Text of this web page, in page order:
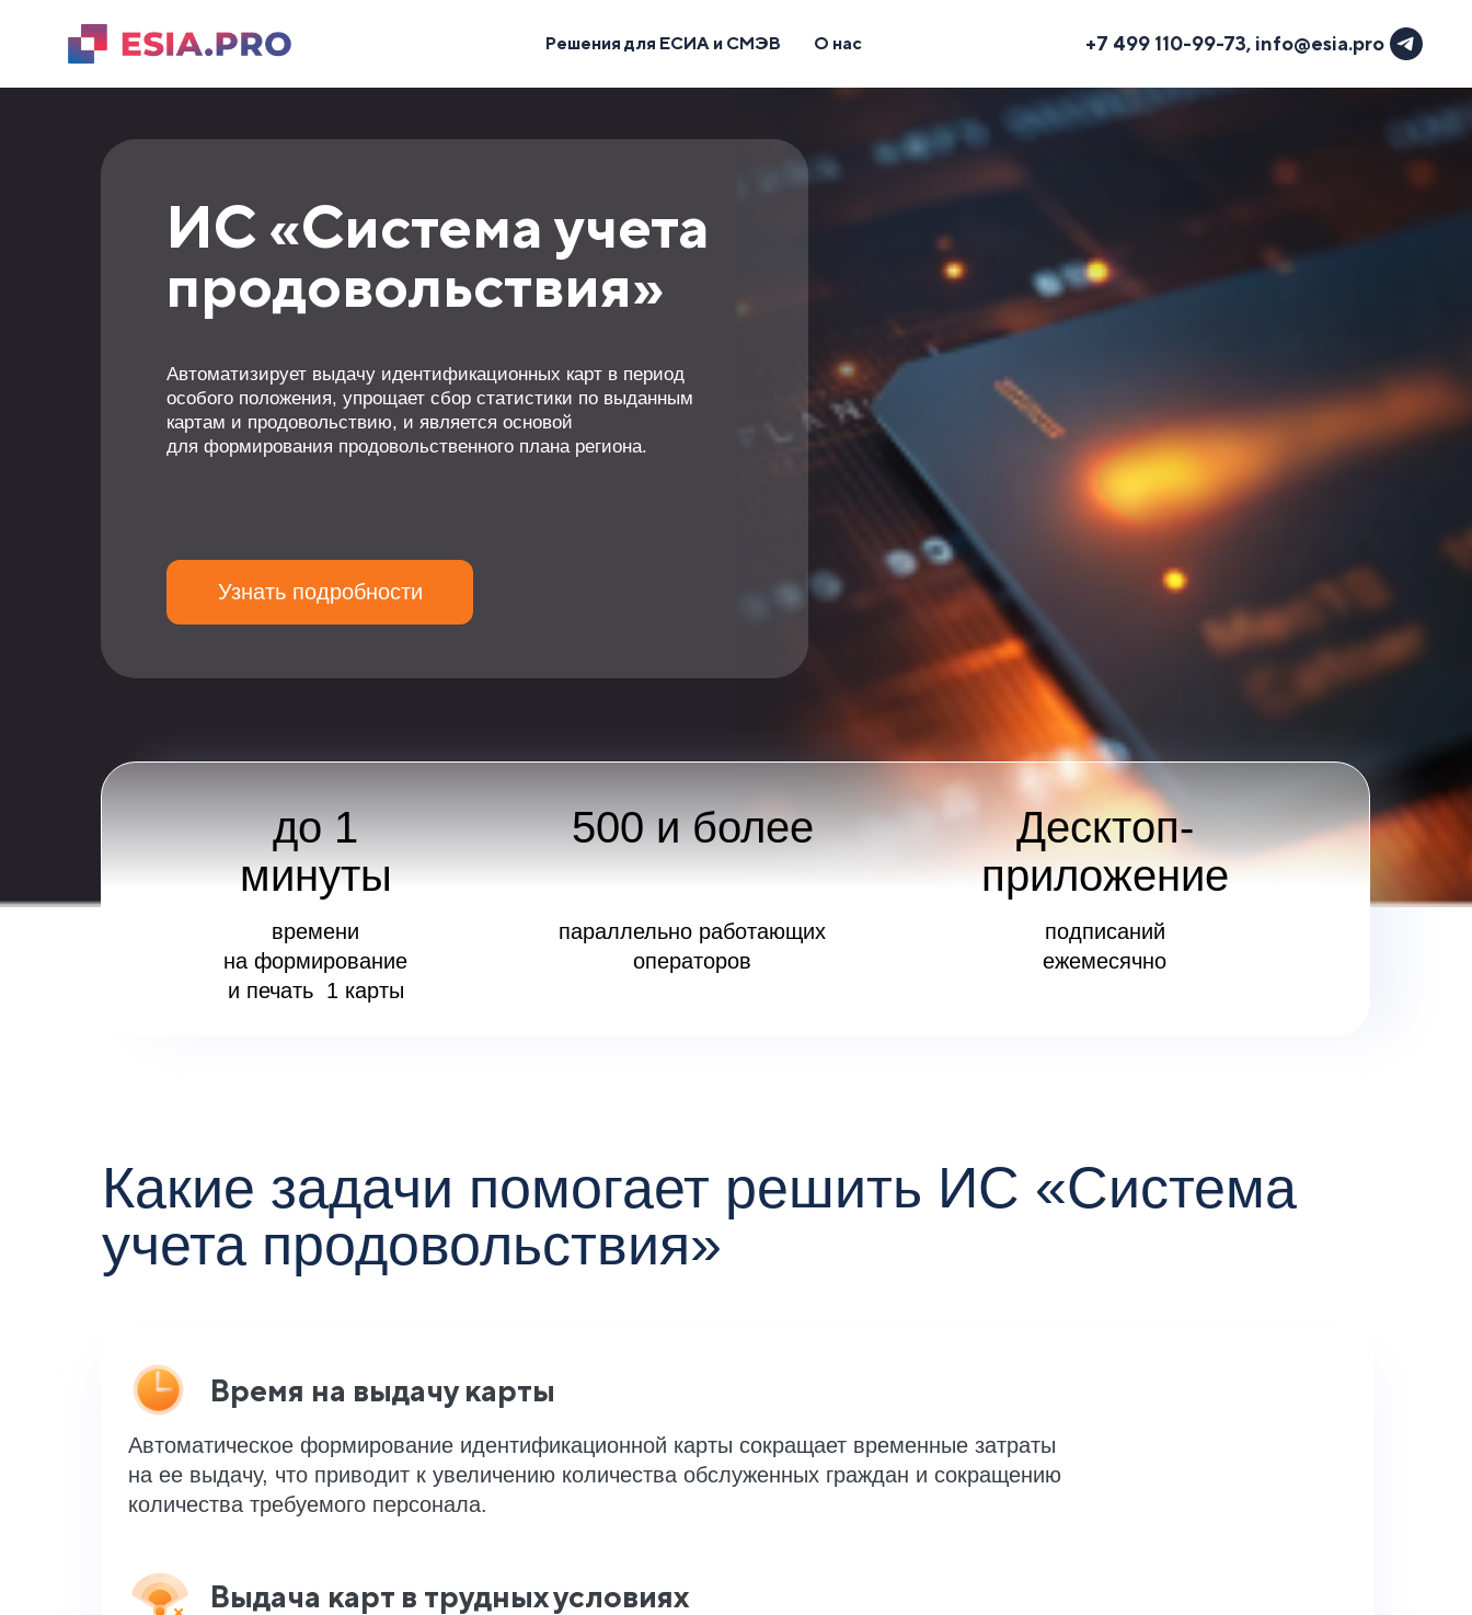
Решения для ЕСИА и СМЭВ О нас +7 499 110-99-73, info@esia.pro
ИС «Система учета
продовольствия»
Автоматизирует выдачу идентификационных карт в период
особого положения, упрощает сбор статистики по выданным
картам и продовольствию, и является основой
для формирования продовольственного плана региона.
до 1
минуты
времени
на формирование
и печать 1 карты
500 и более
параллельно работающих
операторов
Десктоп-
приложение
подписаний
ежемесячно
Узнать подробности
Какие задачи помогает решить ИС «Система
учета продовольствия»
Автоматическое формирование идентификационной карты сокращает временные затраты
на ее выдачу, что приводит к увеличению количества обслуженных граждан и сокращению
количества требуемого персонала.
Время на выдачу карты
Выдача карт в трудных условиях